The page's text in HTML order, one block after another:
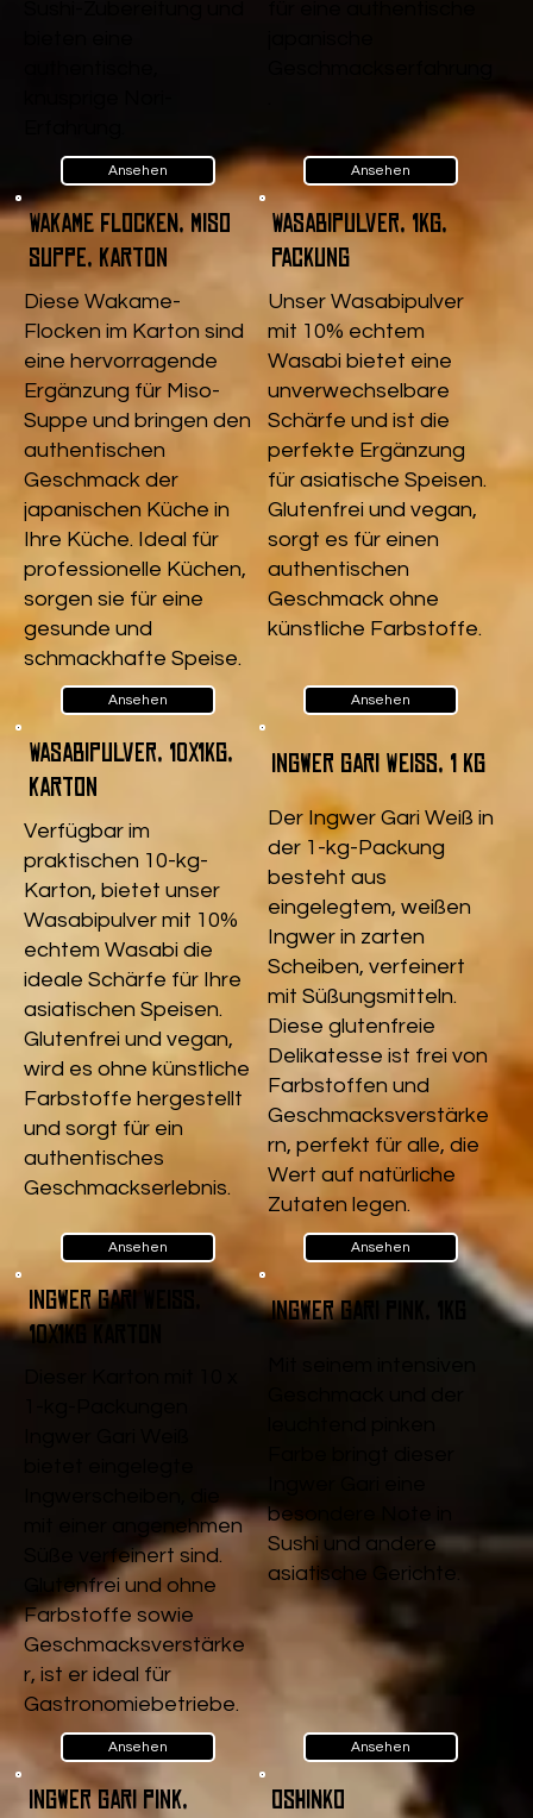
Ansehen Ansehen
Wakame Flocken, Miso
Suppe, Karton
Diese Wakame-
Flocken im Karton sind
eine hervorragende
Ergänzung für Miso-
Suppe und bringen den
authentischen
Geschmack der
japanischen Küche in
Ihre Küche. Ideal für
professionelle Küchen,
sorgen sie für eine
gesunde und
schmackhafte Speise.
Ansehen
Wasabipulver, 1kg,
Packung
Unser Wasabipulver
mit 10% echtem
Wasabi bietet eine
unverwechselbare
Schärfe und ist die
perfekte Ergänzung
für asiatische Speisen.
Glutenfrei und vegan,
sorgt es für einen
authentischen
Geschmack ohne
künstliche Farbstoffe.
Ansehen
Wasabipulver, 10x1kg,
Karton
Verfügbar im
praktischen 10-kg-
Karton, bietet unser
Wasabipulver mit 10%
echtem Wasabi die
ideale Schärfe für Ihre
asiatischen Speisen.
Glutenfrei und vegan,
wird es ohne künstliche
Farbstoffe hergestellt
und sorgt für ein
authentisches
Geschmackserlebnis.
Ansehen
Ingwer Gari Weiß, 1 kg
Der Ingwer Gari Weiß in
der 1-kg-Packung
besteht aus
eingelegtem, weißen
Ingwer in zarten
Scheiben, verfeinert
mit Süßungsmitteln.
Diese glutenfreie
Delikatesse ist frei von
Farbstoffen und
Geschmacksverstärke
rn, perfekt für alle, die
Wert auf natürliche
Zutaten legen.
Ansehen
Ingwer Gari Weiß,
10x1kg Karton
Ingwerscheiben, die
mit einer angenehmen
Süße verfeinert sind.
Glutenfrei und ohne
Farbstoffe sowie
Geschmacksverstärke
r, ist er ideal für
Gastronomiebetriebe.
Ansehen
Ingwer Gari pink, 1kg
besondere Note in
Sushi und andere
asiatische Gerichte.
Ansehen
Ingwer Gari pink,
Oshinko